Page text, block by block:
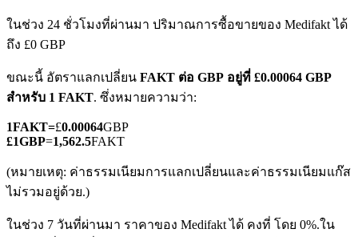
TradFi
อนุพันธ์ของหุ้น ฟอเร็กซ์ โลหะมีค่า และสินค้าโภคภัณฑ์
ในช่วง 24 ชั่วโมงที่ผ่านมา ปริมาณการซื้อขายของ Medifakt ได้
ถึง £0 GBP
ขณะนี้ อัตราแลกเปลี่ยน FAKT ต่อ GBP อยู่ที่ £0.00064 GBP
สำหรับ 1 FAKT. ซึ่งหมายความว่า:
1FAKT=£0.00064GBP
£1GBP=1,562.5FAKT
(หมายเหตุ: ค่าธรรมเนียมการแลกเปลี่ยนและค่าธรรมเนียมแก๊ส
ไม่รวมอยู่ด้วย.)
ในช่วง 7 วันที่ผ่านมา ราคาของ Medifakt ได้ คงที่ โดย 0%.ใน